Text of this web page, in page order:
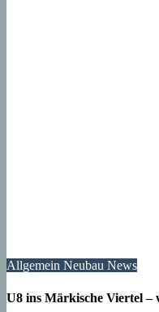
Allgemein Neubau News
U8 ins Märkische Viertel –